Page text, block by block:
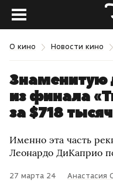
О кино Новости кино
Знаменитую
из финала
за $718 тысяч
Именно эта часть
Леонардо ДиКаприо
27 марта 24 Анастасия